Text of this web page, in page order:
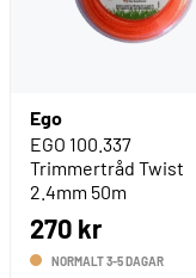
Ego
EGO 100.337
Trimmertråd Twist
2.4mm 50m
270 kr
NORMALT 3-5 DAGAR